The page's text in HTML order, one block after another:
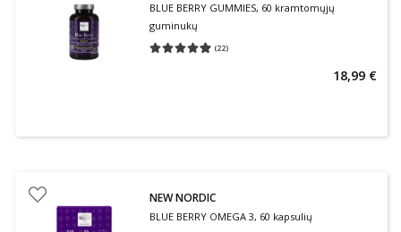
BLUE BERRY GUMMIES, 60 kramtomųjų
guminukų
(22)
Vidutinis įvertinimas 4.91
18,99 €
NEW NORDIC
BLUE BERRY OMEGA 3, 60 kapsulių